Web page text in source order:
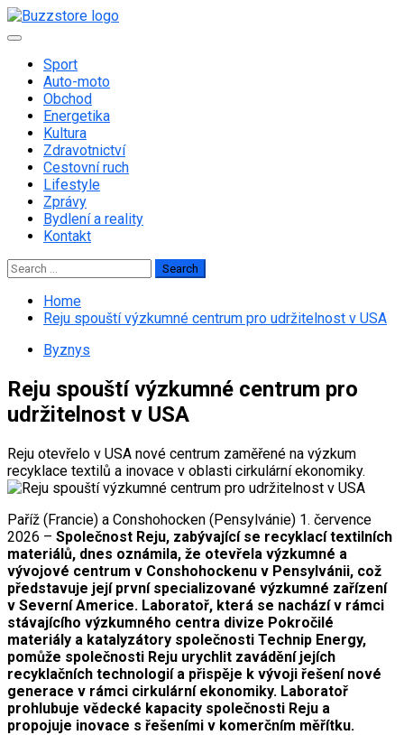
Skip
to
Primary
Sport
Auto-moto
Obchod
Energetika
Kultura
Zdravotnictví
Cestovní ruch
Lifestyle
Zprávy
Bydlení a reality
Kontakt
Search
for:
Home
Reju spouští výzkumné centrum pro udržitelnost v USA
Byznys
Reju spouští výzkumné centrum pro
udržitelnost v USA
Reju otevřelo v USA nové centrum zaměřené na výzkum
recyklace textilů a inovace v oblasti cirkulární ekonomiky.
Paříž (Francie) a Conshohocken (Pensylvánie) 1. července
2026 – Společnost Reju, zabývající se recyklací textilních
materiálů, dnes oznámila, že otevřela výzkumné a
vývojové centrum v Conshohockenu v Pensylvánii, což
představuje její první specializované výzkumné zařízení
v Severní Americe. Laboratoř, která se nachází v rámci
stávajícího výzkumného centra divize Pokročilé
materiály a katalyzátory společnosti Technip Energy,
pomůže společnosti Reju urychlit zavádění jejích
recyklačních technologií a přispěje k vývoji řešení nové
generace v rámci cirkulární ekonomiky. Laboratoř
prohlubuje vědecké kapacity společnosti Reju a
propojuje inovace s řešeními v komerčním měřítku.